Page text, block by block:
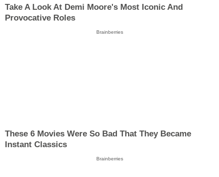
Take A Look At Demi Moore's Most Iconic And
Provocative Roles
Brainberries
These 6 Movies Were So Bad That They Became
Instant Classics
Brainberries